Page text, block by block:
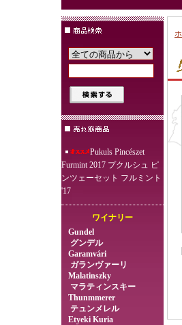
Pukuls Pincészet
Furmint 2017 プクルシュ ピ
ンツェーセット フルミント
'17
ワイナリー
Gundel
グンデル
Garamvári
ガランヴァーリ
Malatinszky
マラティンスキー
Thunmmerer
テュンメレル
Etyeki Kuria